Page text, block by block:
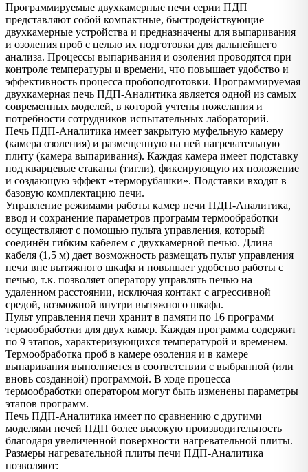
Программируемые двухкамерные печи серии ПДП
представляют собой компактные, быстродействующие
двухкамерные устройства и предназначены для выпаривания
и озоления проб с целью их подготовки для дальнейшего
анализа. Процессы выпаривания и озоления проводятся при
контроле температуры и времени, что повышает удобство и
эффективность процесса пробоподготовки. Программируемая
двухкамерная печь ПДП-Аналитика является одной из самых
современных моделей, в которой учтены пожелания и
потребности сотрудников испытательных лабораторий.
Печь ПДП-Аналитика имеет закрытую муфельную камеру
(камера озоления) и размещенную на ней нагревательную
плиту (камера выпаривания). Каждая камера имеет подставку
под кварцевые стаканы (тигли), фиксирующую их положение
и создающую эффект «терморубашки». Подставки входят в
базовую комплектацию печи.
Управление режимами работы камер печи ПДП-Аналитика,
ввод и сохранение параметров программ термообработки
осуществляют с помощью пульта управления, который
соединён гибким кабелем с двухкамерной печью. Длина
кабеля (1,5 м) дает возможность размещать пульт управления
печи вне вытяжного шкафа и повышает удобство работы с
печью, т.к. позволяет оператору управлять печью на
удаленном расстоянии, исключая контакт с агрессивной
средой, возможной внутри вытяжного шкафа.
Пульт управления печи хранит в памяти по 16 программ
термообработки для двух камер. Каждая программа содержит
по 9 этапов, характеризующихся температурой и временем.
Термообработка проб в камере озоления и в камере
выпаривания выполняется в соответствии с выбранной (или
вновь созданной) программой. В ходе процесса
термообработки оператором могут быть изменены параметры
этапов программ.
Печь ПДП-Аналитика имеет по сравнению с другими
моделями печей ПДП более высокую производительность
благодаря увеличенной поверхности нагревательной плиты.
Размеры нагревательной плиты печи ПДП-Аналитика
позволяют: